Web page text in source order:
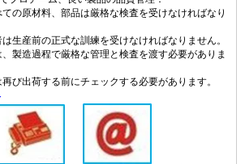
ての原材料、部品は厳格な検査を受けなければなり
生産前の正式な訓練を受けなければなりません。
、製造過程で厳格な管理と検査を渡す必要がありま
び出荷する前にチェックする必要があります。